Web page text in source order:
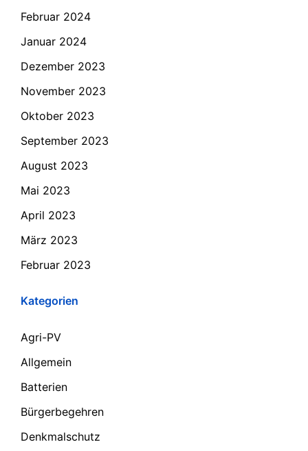
Februar 2024
Januar 2024
Dezember 2023
November 2023
Oktober 2023
September 2023
August 2023
Mai 2023
April 2023
März 2023
Februar 2023
Kategorien
Agri-PV
Allgemein
Batterien
Bürgerbegehren
Denkmalschutz